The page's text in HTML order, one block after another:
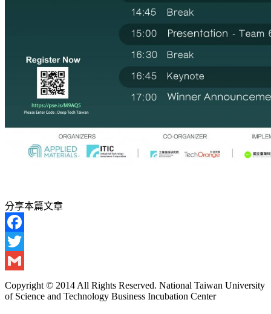
分享本篇文章
Facebook
Twitter
Gmail
Copyright © 2014 All Rights Reserved. National Taiwan University
of Science and Technology Business Incubation Center